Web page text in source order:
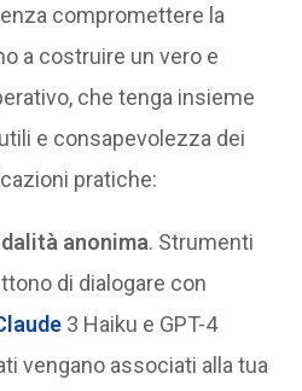
compromettere la
a costruire un vero e
che tenga insieme
e consapevolezza dei
pratiche:
anonima. Strumenti
di dialogare con
3 Haiku e GPT-4
vengano associati alla tua